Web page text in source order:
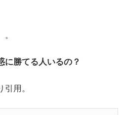
に勝てる人いるの？
用。